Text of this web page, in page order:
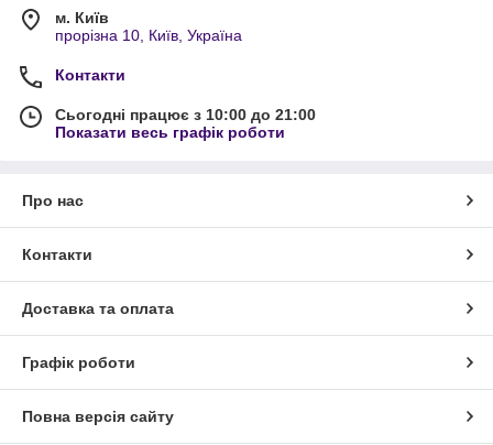
м. Київ
прорізна 10, Київ, Україна
Контакти
Сьогодні працює з 10:00 до 21:00
Показати весь графік роботи
Про нас
Контакти
Доставка та оплата
Графік роботи
Повна версія сайту